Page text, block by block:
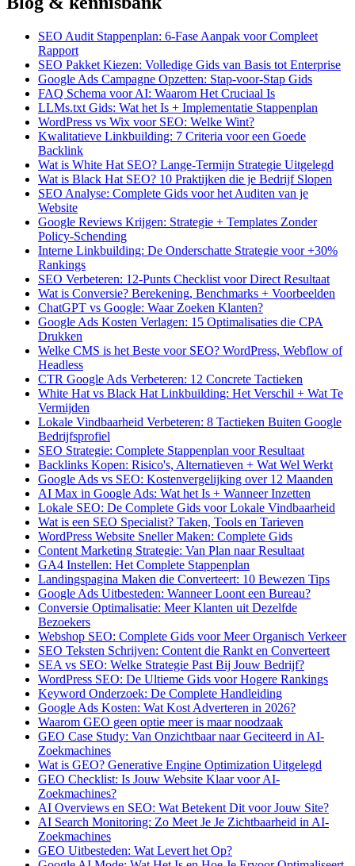
SEO Audit Stappenplan: 6-Fase Aanpak voor Compleet
Rapport
SEO Pakket Kiezen: Volledige Gids van Basis tot Enterprise
Google Ads Campagne Opzetten: Stap-voor-Stap Gids
FAQ Schema voor AI: Waarom Het Cruciaal Is
LLMs.txt Gids: Wat het Is + Implementatie Stappenplan
WordPress vs Wix voor SEO: Welke Wint?
Kwalitatieve Linkbuilding: 7 Criteria voor een Goede
Backlink
Wat is White Hat SEO? Lange-Termijn Strategie Uitgelegd
Wat is Black Hat SEO? 10 Praktijken die je Bedrijf Slopen
SEO Analyse: Complete Gids voor het Auditen van je
Website
Google Reviews Krijgen: Strategie + Templates Zonder
Policy-Schending
Interne Linkbuilding: De Onderschatte Strategie voor +30%
Rankings
SEO Verbeteren: 12-Punts Checklist voor Direct Resultaat
Wat is Conversie? Berekening, Benchmarks + Voorbeelden
ChatGPT vs Google: Waar Zoeken Klanten?
Google Ads Kosten Verlagen: 15 Optimalisaties die CPA
Drukken
Welke CMS is het Beste voor SEO? WordPress, Webflow of
Headless
CTR Google Ads Verbeteren: 12 Concrete Tactieken
White Hat vs Black Hat Linkbuilding: Het Verschil + Wat Te
Vermijden
Lokale Vindbaarheid Verbeteren: 8 Tactieken Buiten Google
Bedrijfsprofiel
SEO Strategie: Complete Stappenplan voor Resultaat
Backlinks Kopen: Risico's, Alternatieven + Wat Wel Werkt
Google Ads vs SEO: Kostenvergelijking over 12 Maanden
AI Max in Google Ads: Wat het Is + Wanneer Inzetten
Lokale SEO: De Complete Gids voor Lokale Vindbaarheid
Wat is een SEO Specialist? Taken, Tools en Tarieven
WordPress Website Sneller Maken: Complete Gids
Content Marketing Strategie: Van Plan naar Resultaat
GA4 Instellen: Het Complete Stappenplan
Landingspagina Maken die Converteert: 10 Bewezen Tips
Google Ads Uitbesteden: Wanneer Loont een Bureau?
Conversie Optimalisatie: Meer Klanten uit Dezelfde
Bezoekers
Webshop SEO: Complete Gids voor Meer Organisch Verkeer
SEO Teksten Schrijven: Content die Rankt en Converteert
SEA vs SEO: Welke Strategie Past Bij Jouw Bedrijf?
WordPress SEO: De Ultieme Gids voor Hogere Rankings
Keyword Onderzoek: De Complete Handleiding
Google Ads Kosten: Wat Kost Adverteren in 2026?
Waarom GEO geen optie meer is maar noodzaak
GEO Case Study: Van Onzichtbaar naar Geciteerd in AI-
Zoekmachines
Wat is GEO? Generative Engine Optimization Uitgelegd
GEO Checklist: Is Jouw Website Klaar voor AI-
Zoekmachines?
AI Overviews en SEO: Wat Betekent Dit voor Jouw Site?
AI Search Monitoring: Zo Meet Je Je Zichtbaarheid in AI-
Zoekmachines
GEO Uitbesteden: Wat Levert het Op?